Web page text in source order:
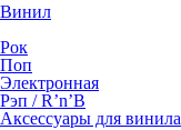
Винил
Рок
Поп
Электронная
Рэп / R’n’B
Аксессуары для винила